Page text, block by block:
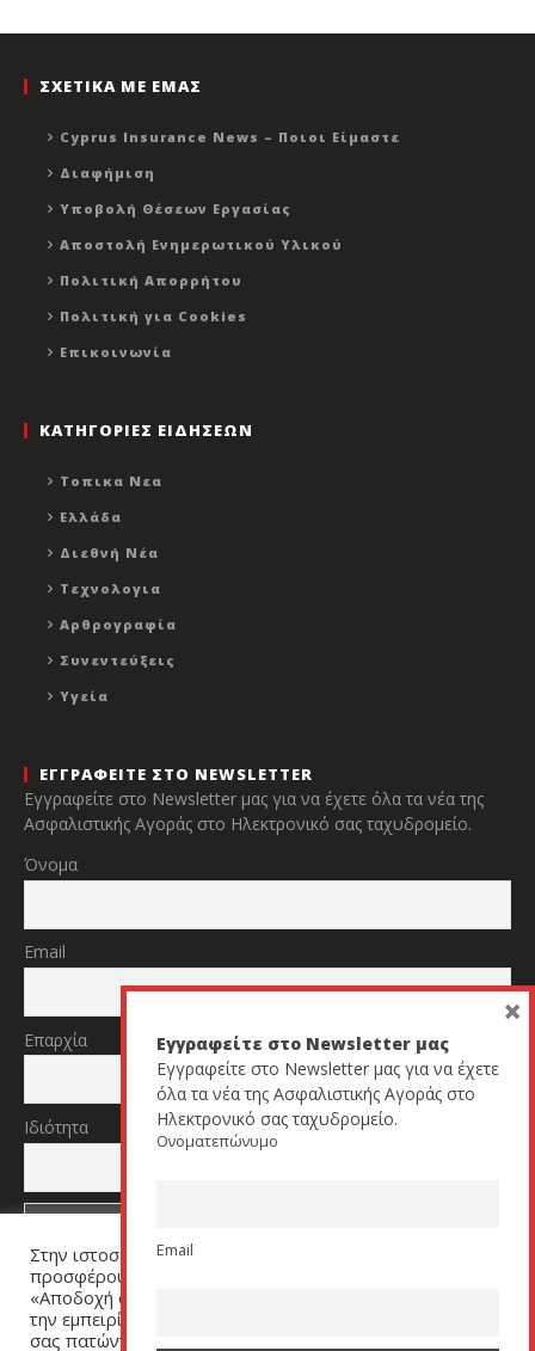
ΣΧΕΤΙΚΑ ΜΕ ΕΜΑΣ
Cyprus Insurance News – Ποιοι Είμαστε
Διαφήμιση
Υποβολή Θέσεων Εργασίας
Αποστολή Ενημερωτικού Υλικού
Πολιτική Απορρήτου
Πολιτική για Cookies
Επικοινωνία
ΚΑΤΗΓΟΡΙΕΣ ΕΙΔΗΣΕΩΝ
Τοπικα Νεα
Ελλάδα
Διεθνή Νέα
Τεχνολογια
Αρθρογραφία
Συνεντεύξεις
Υγεία
ΕΓΓΡΑΦΕΙΤΕ ΣΤΟ NEWSLETTER
Εγγραφείτε στο Newsletter μας για να έχετε όλα τα νέα της
Ασφαλιστικής Αγοράς στο Ηλεκτρονικό σας ταχυδρομείο.
Όνομα
Email
Επαρχία
Ιδιότητα
TikTok
YouTube
Στην ιστοσελίδα μας χρησιμοποιούμε cookies για να σας
προσφέρουμε μία εξατομικευμένη εμπειρία. Πατήστε
«Αποδοχή όλων» για να μας βοηθήσετε να βελτιώσουμε
την εμπειρία σας. Μπορείτε να αλλάξετε τις ρυθμίσεις
σας πατώντας στον σύνδεσμο (link) «Ρυθμίσεις Cookies».
Εγγραφείτε στο Newsletter μας
Εγγραφείτε στο Newsletter μας για να έχετε
όλα τα νέα της Ασφαλιστικής Αγοράς στο
Ηλεκτρονικό σας ταχυδρομείο.
Ονοματεπώνυμο
Email
×